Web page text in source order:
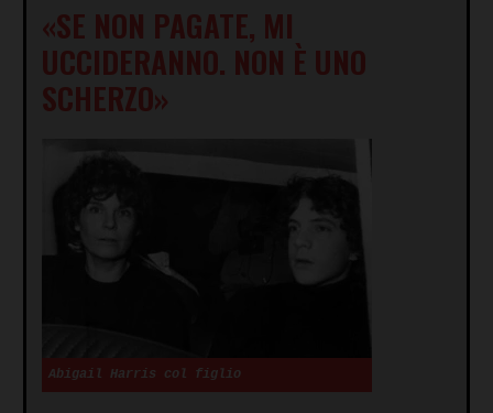
«SE NON PAGATE, MI
UCCIDERANNO. NON È UNO
SCHERZO»
Abigail Harris col figlio